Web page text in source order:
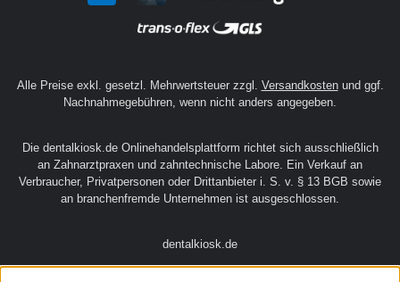
Rechtliches
Alle Preise exkl. gesetzl. Mehrwertsteuer zzgl.Versandkostenund ggf.